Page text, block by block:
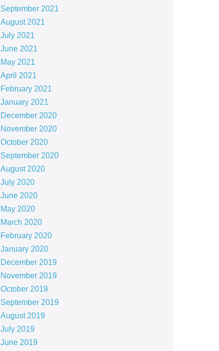
September 2021
August 2021
July 2021
June 2021
May 2021
April 2021
February 2021
January 2021
December 2020
November 2020
October 2020
September 2020
August 2020
July 2020
June 2020
May 2020
March 2020
February 2020
January 2020
December 2019
November 2019
October 2019
September 2019
August 2019
July 2019
June 2019